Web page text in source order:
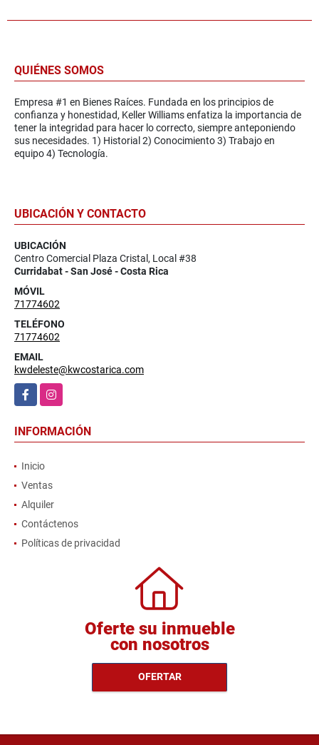
QUIÉNES SOMOS
Empresa #1 en Bienes Raíces. Fundada en los principios de
confianza y honestidad, Keller Williams enfatiza la importancia de
tener la integridad para hacer lo correcto, siempre anteponiendo
sus necesidades. 1) Historial 2) Conocimiento 3) Trabajo en
equipo 4) Tecnología.
UBICACIÓN Y CONTACTO
UBICACIÓN
Centro Comercial Plaza Cristal, Local #38
Curridabat - San José - Costa Rica
MÓVIL
71774602
TELÉFONO
71774602
EMAIL
kwdeleste@kwcostarica.com
FacebookInstagram
INFORMACIÓN
Inicio
Ventas
Alquiler
Contáctenos
Políticas de privacidad
Oferte su inmueble
con nosotros
OFERTAR